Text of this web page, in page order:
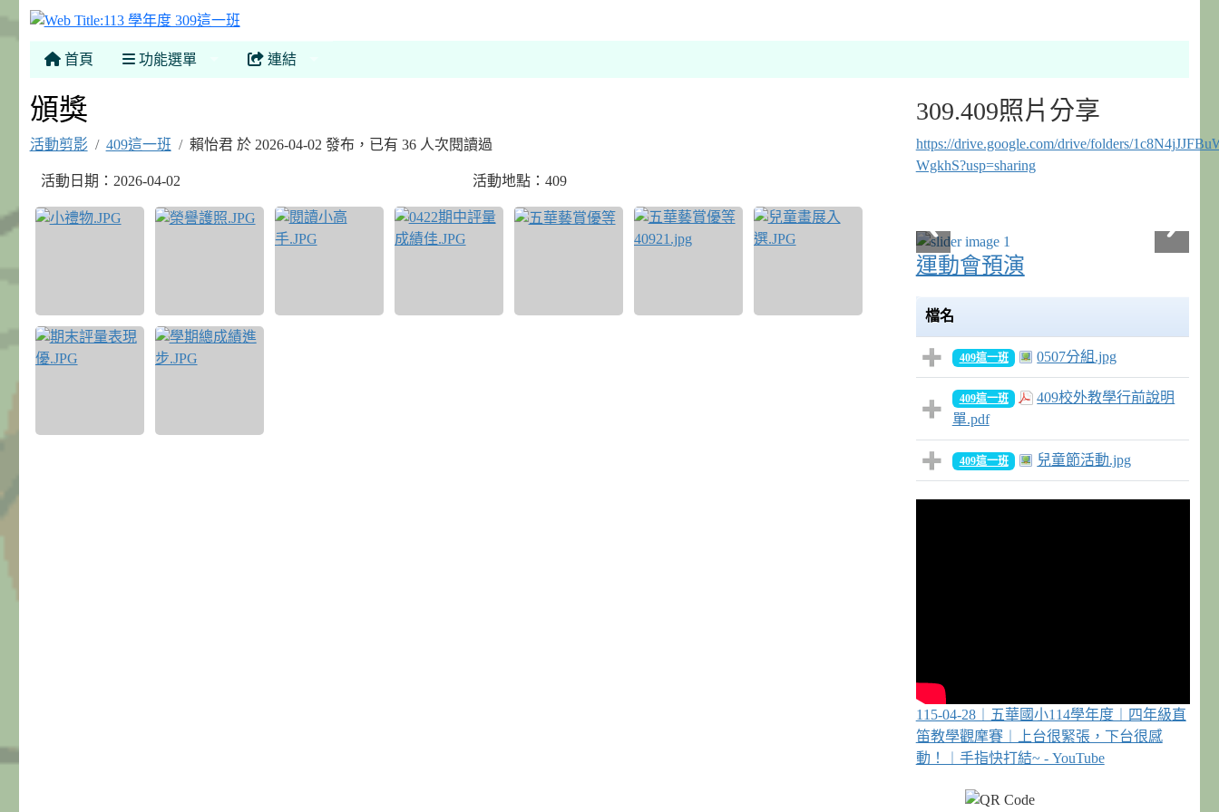
113 學年度 309這一班
首頁 功能選單 連結
頒獎
活動剪影 409這一班 賴怡君 於 2026-04-02 發布，已有 36 人次閱讀過
活動日期：2026-04-02 活動地點：409
309.409照片分享
https://drive.google.com/drive/folders/
WgkhS?usp=sharing
運動會預演
檔名
409這一班 0507分組.jpg
409這一班
409校外教學行前說明
單.pdf
409這一班 兒童節活動.jpg
115-04-28︱五華國小114學年度︱四年級直
笛教學觀摩賽︱上台很緊張，下台很感
動！︱手指快打結~ - YouTube